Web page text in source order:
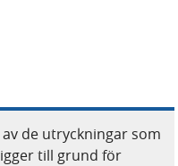
de utryckningar som
till grund för